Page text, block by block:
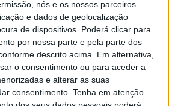
nós e os nossos parceiros
e dados de geolocalização
de dispositivos. Poderá clicar para
por nossa parte e pela parte dos
descrito acima. Em alternativa,
o consentimento ou para aceder a
e alterar as suas
consentimento. Tenha em atenção
de Azeméis
Conceição